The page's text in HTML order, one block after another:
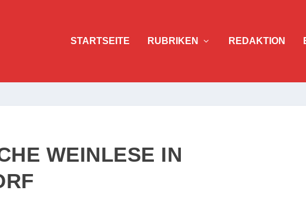
STARTSEITE RUBRIKEN REDAKTION
WEINLESE IN